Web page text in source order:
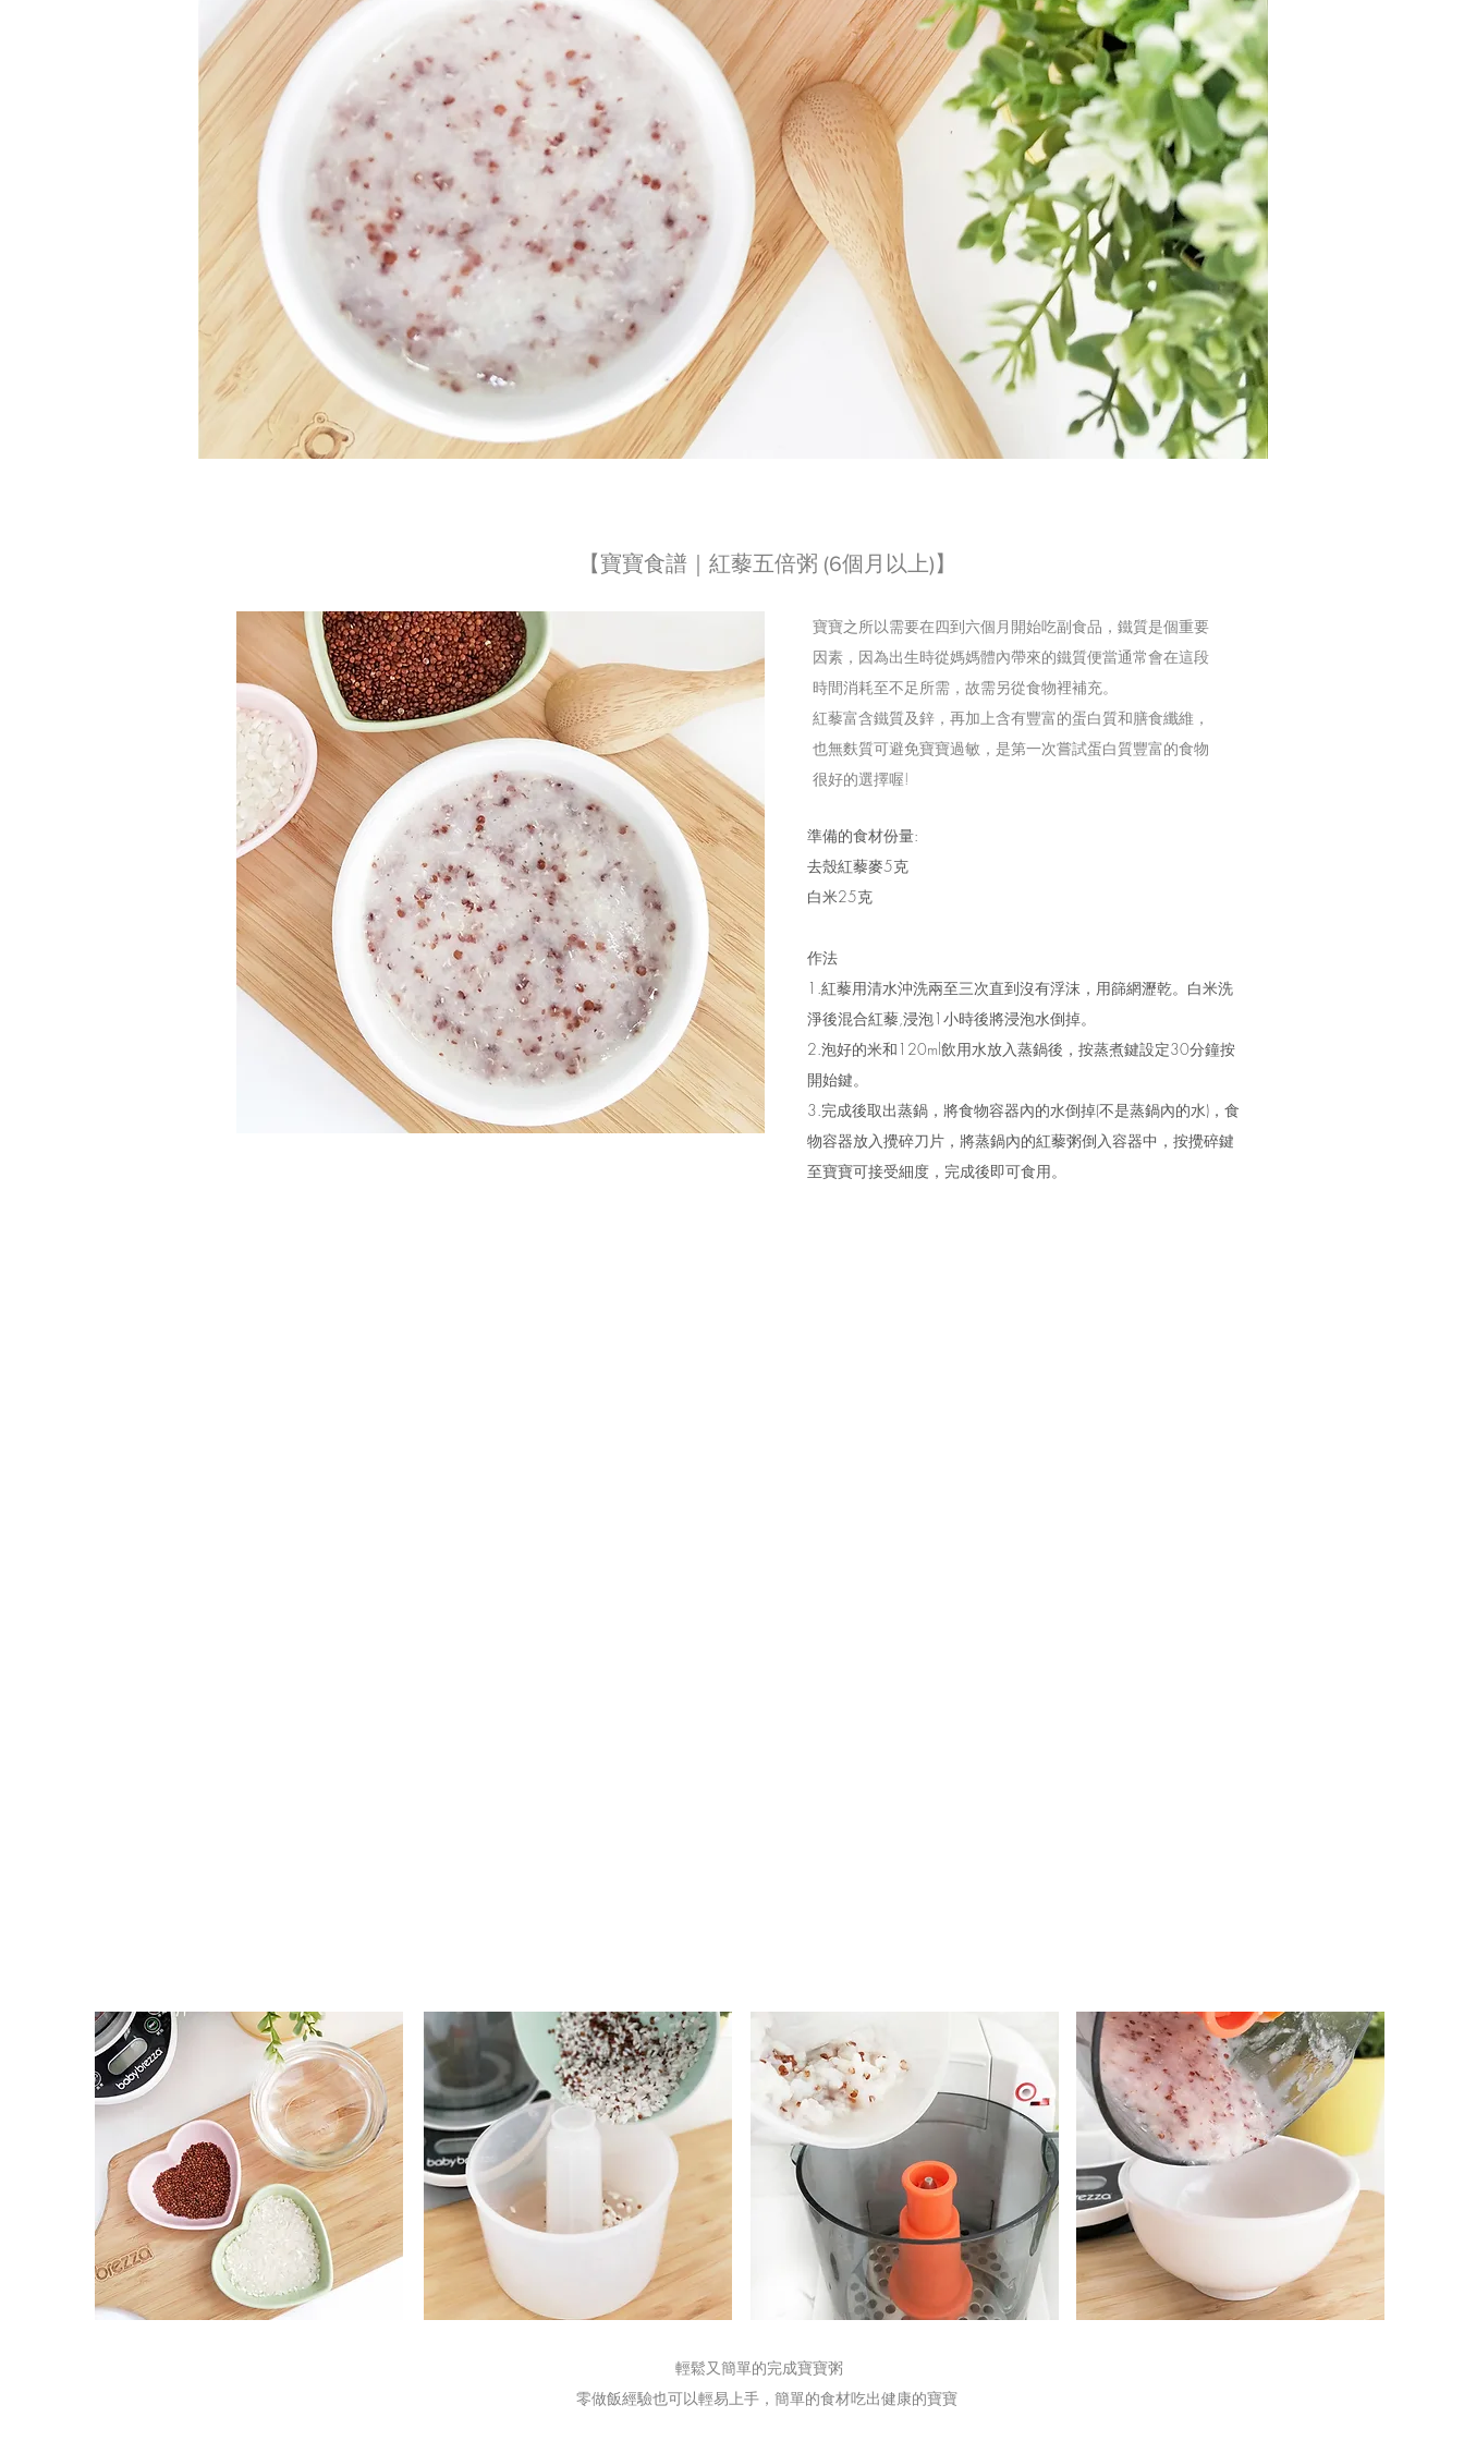
【寶寶食譜｜紅藜五倍粥 (6個月以上)】
寶寶之所以需要在四到六個月開始吃副食品，鐵質是個重要
因素，因為出生時從媽媽體內帶來的鐵質便當通常會在這段
時間消耗至不足所需，故需另從食物裡補充。
紅藜富含鐵質及鋅，再加上含有豐富的蛋白質和膳食纖維，
也無麩質可避免寶寶過敏，是第一次嘗試蛋白質豐富的食物
很好的選擇喔!
準備的食材份量:
去殼紅藜麥5克
白米25克
作法
1.紅藜用清水沖洗兩至三次直到沒有浮沫，用篩網瀝乾。白米洗
淨後混合紅藜,浸泡1小時後將浸泡水倒掉。
2.泡好的米和120ml飲用水放入蒸鍋後，按蒸煮鍵設定30分鐘按
開始鍵。
3.完成後取出蒸鍋，將食物容器內的水倒掉(不是蒸鍋內的水)，食
物容器放入攪碎刀片，將蒸鍋內的紅藜粥倒入容器中，按攪碎鍵
至寶寶可接受細度，完成後即可食用。
輕鬆又簡單的完成寶寶粥
零做飯經驗也可以輕易上手，簡單的食材吃出健康的寶寶